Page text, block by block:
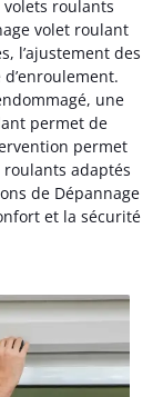
roulants
volet roulant
l’ajustement des
une
permet de
permet
roulants adaptés
de Dépannage
et la sécurité